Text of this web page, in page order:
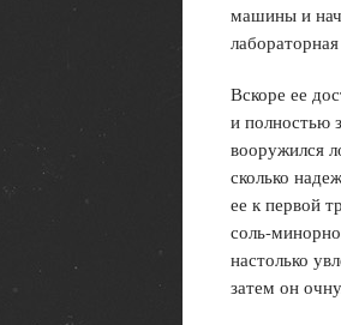
машины и
Вскоре ее
и полностью
вооружился
сколько
ее к первой
соль-
настолько
затем он